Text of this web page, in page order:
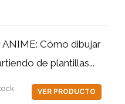
ANIME: Cómo dibujar
de plantillas...
VER PRODUCTO